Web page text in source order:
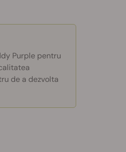
Purple pentru
de a dezvolta